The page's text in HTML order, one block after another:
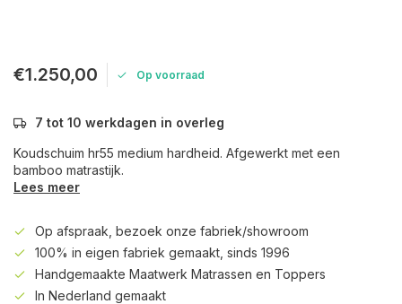
€1.250,00 Op voorraad
7 tot 10 werkdagen in overleg
Koudschuim hr55 medium hardheid. Afgewerkt met een
bamboo matrastijk.
Lees meer
Op afspraak, bezoek onze fabriek/showroom
100% in eigen fabriek gemaakt, sinds 1996
Handgemaakte Maatwerk Matrassen en Toppers
In Nederland gemaakt